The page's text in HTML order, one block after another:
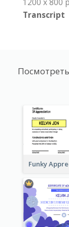
Transcript